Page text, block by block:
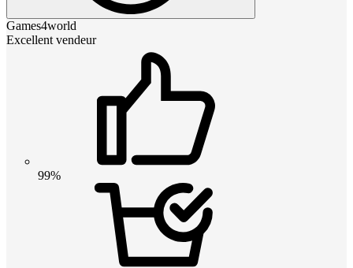
Games4world
Excellent vendeur
99%